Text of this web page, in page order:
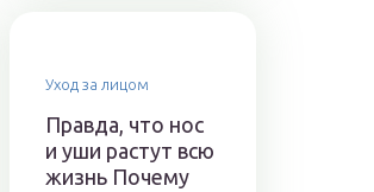
Уход за лицом
Правда, что нос
и уши растут всю
жизнь Почему